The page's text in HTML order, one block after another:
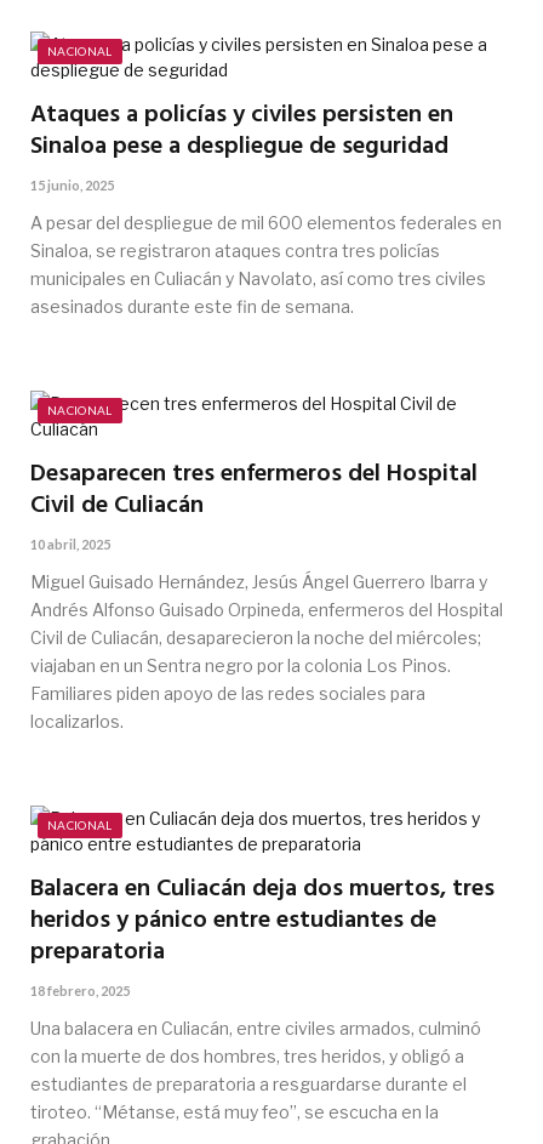
NACIONAL
Ataques a policías y civiles persisten en
Sinaloa pese a despliegue de seguridad
15 junio, 2025
A pesar del despliegue de mil 600 elementos federales en
Sinaloa, se registraron ataques contra tres policías
municipales en Culiacán y Navolato, así como tres civiles
asesinados durante este fin de semana.
NACIONAL
Desaparecen tres enfermeros del Hospital
Civil de Culiacán
10 abril, 2025
Miguel Guisado Hernández, Jesús Ángel Guerrero Ibarra y
Andrés Alfonso Guisado Orpineda, enfermeros del Hospital
Civil de Culiacán, desaparecieron la noche del miércoles;
viajaban en un Sentra negro por la colonia Los Pinos.
Familiares piden apoyo de las redes sociales para
localizarlos.
NACIONAL
Balacera en Culiacán deja dos muertos, tres
heridos y pánico entre estudiantes de
preparatoria
18 febrero, 2025
Una balacera en Culiacán, entre civiles armados, culminó
con la muerte de dos hombres, tres heridos, y obligó a
estudiantes de preparatoria a resguardarse durante el
tiroteo. “Métanse, está muy feo”, se escucha en la
grabación.